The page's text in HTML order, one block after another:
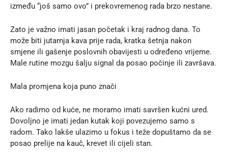
između “još samo ovo” i prekovremenog rada brzo nestane.
Zato je važno imati jasan početak i kraj radnog dana. To
može biti jutarnja kava prije rada, kratka šetnja nakon
smjene ili gašenje poslovnih obavijesti u određeno vrijeme.
Male rutine mozgu šalju signal da posao počinje ili završava.
Mala promjena koja puno znači
Ako radimo od kuće, ne moramo imati savršen kućni ured.
Dovoljno je imati jedan kutak koji povezujemo samo s
radom. Tako lakše ulazimo u fokus i teže dopuštamo da se
posao prelije na kauč, krevet ili cijeli stan.